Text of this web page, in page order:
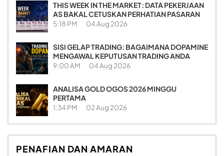
THIS WEEK IN THE MARKET: DATA PEKERJAAN
AS BAKAL CETUSKAN PERHATIAN PASARAN
5:18 PM 04 Aug 2026
SISI GELAP TRADING: BAGAIMANA DOPAMINE
MENGAWAL KEPUTUSAN TRADING ANDA
9:00 AM 04 Aug 2026
ANALISA GOLD OGOS 2026 MINGGU
PERTAMA
1:34 PM 02 Aug 2026
PENAFIAN DAN AMARAN